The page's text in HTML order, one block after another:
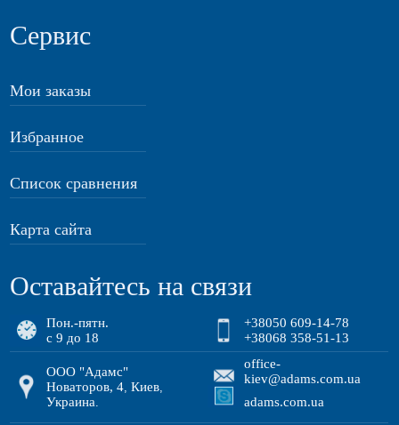
Сервис
Мои заказы
Избранное
Список сравнения
Карта сайта
Оставайтесь на связи
Пон.-пятн.
с 9 до 18
+38050 609-14-78
+38068 358-51-13
ООО "Адамс"
Новаторов, 4 ,Киев
Украина
office-
kiev@adams.com.ua
adams.com.ua